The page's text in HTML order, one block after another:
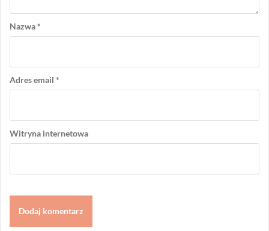
Nazwa*
Adres email *
Witryna internetowa